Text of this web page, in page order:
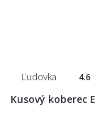
Ľudovka 4.6
Kusový koberec